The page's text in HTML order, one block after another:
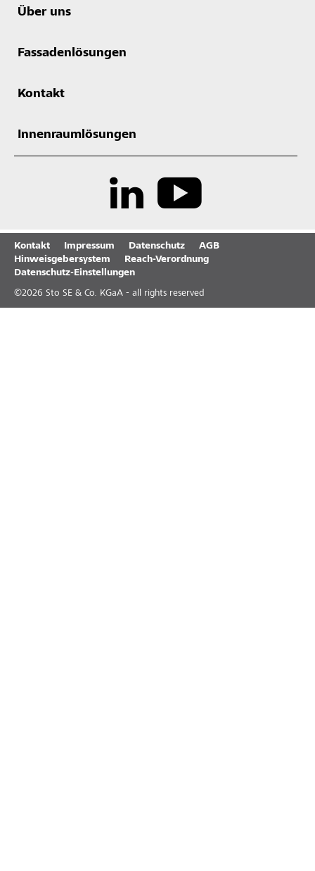
Über uns
Fassadenlösungen
Kontakt
Innenraumlösungen
Kontakt Impressum Datenschutz
AGB
Hinweisgebersystem
Reach-Verordnung
Datenschutz-Einstellungen
©2026 Sto SE & Co. KGaA - all rights reserved